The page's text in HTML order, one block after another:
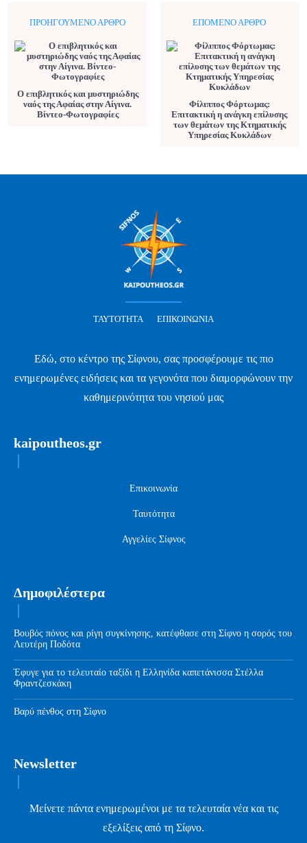
ΠΡΟΗΓΟΎΜΕΝΟ ΆΡΘΡΟ
Ο επιβλητικός και μυστηριώδης
ναός της Αφαίας στην Αίγινα.
Βίντεο-Φωτογραφίες
ΕΠΌΜΕΝΟ ΆΡΘΡΟ
Φίλιππος Φόρτωμας:
Επιτακτική η ανάγκη επίλυσης
των θεμάτων της Κτηματικής
Υπηρεσίας Κυκλάδων
ΤΑΥΤΌΤΗΤΑ ΕΠΙΚΟΙΝΩΝΊΑ
Εδώ, στο κέντρο της Σίφνου, σας προσφέρουμε τις πιο
ενημερωμένες ειδήσεις και τα γεγονότα που διαμορφώνουν την
καθημερινότητα του νησιού μας
kaipoutheos.gr
Επικοινωνία
Ταυτότητα
Αγγελίες Σίφνος
Δημοφιλέστερα
Βουβός πόνος και ρίγη συγκίνησης, κατέφθασε στη Σίφνο η σορός του
Λευτέρη Ποδότα
Έφυγε για το τελευταίο ταξίδι η Ελληνίδα καπετάνισσα Στέλλα
Φραντζεσκάκη
Βαρύ πένθος στη Σίφνο
Newsletter
Μείνετε πάντα ενημερωμένοι με τα τελευταία νέα και τις
εξελίξεις από τη Σίφνο.